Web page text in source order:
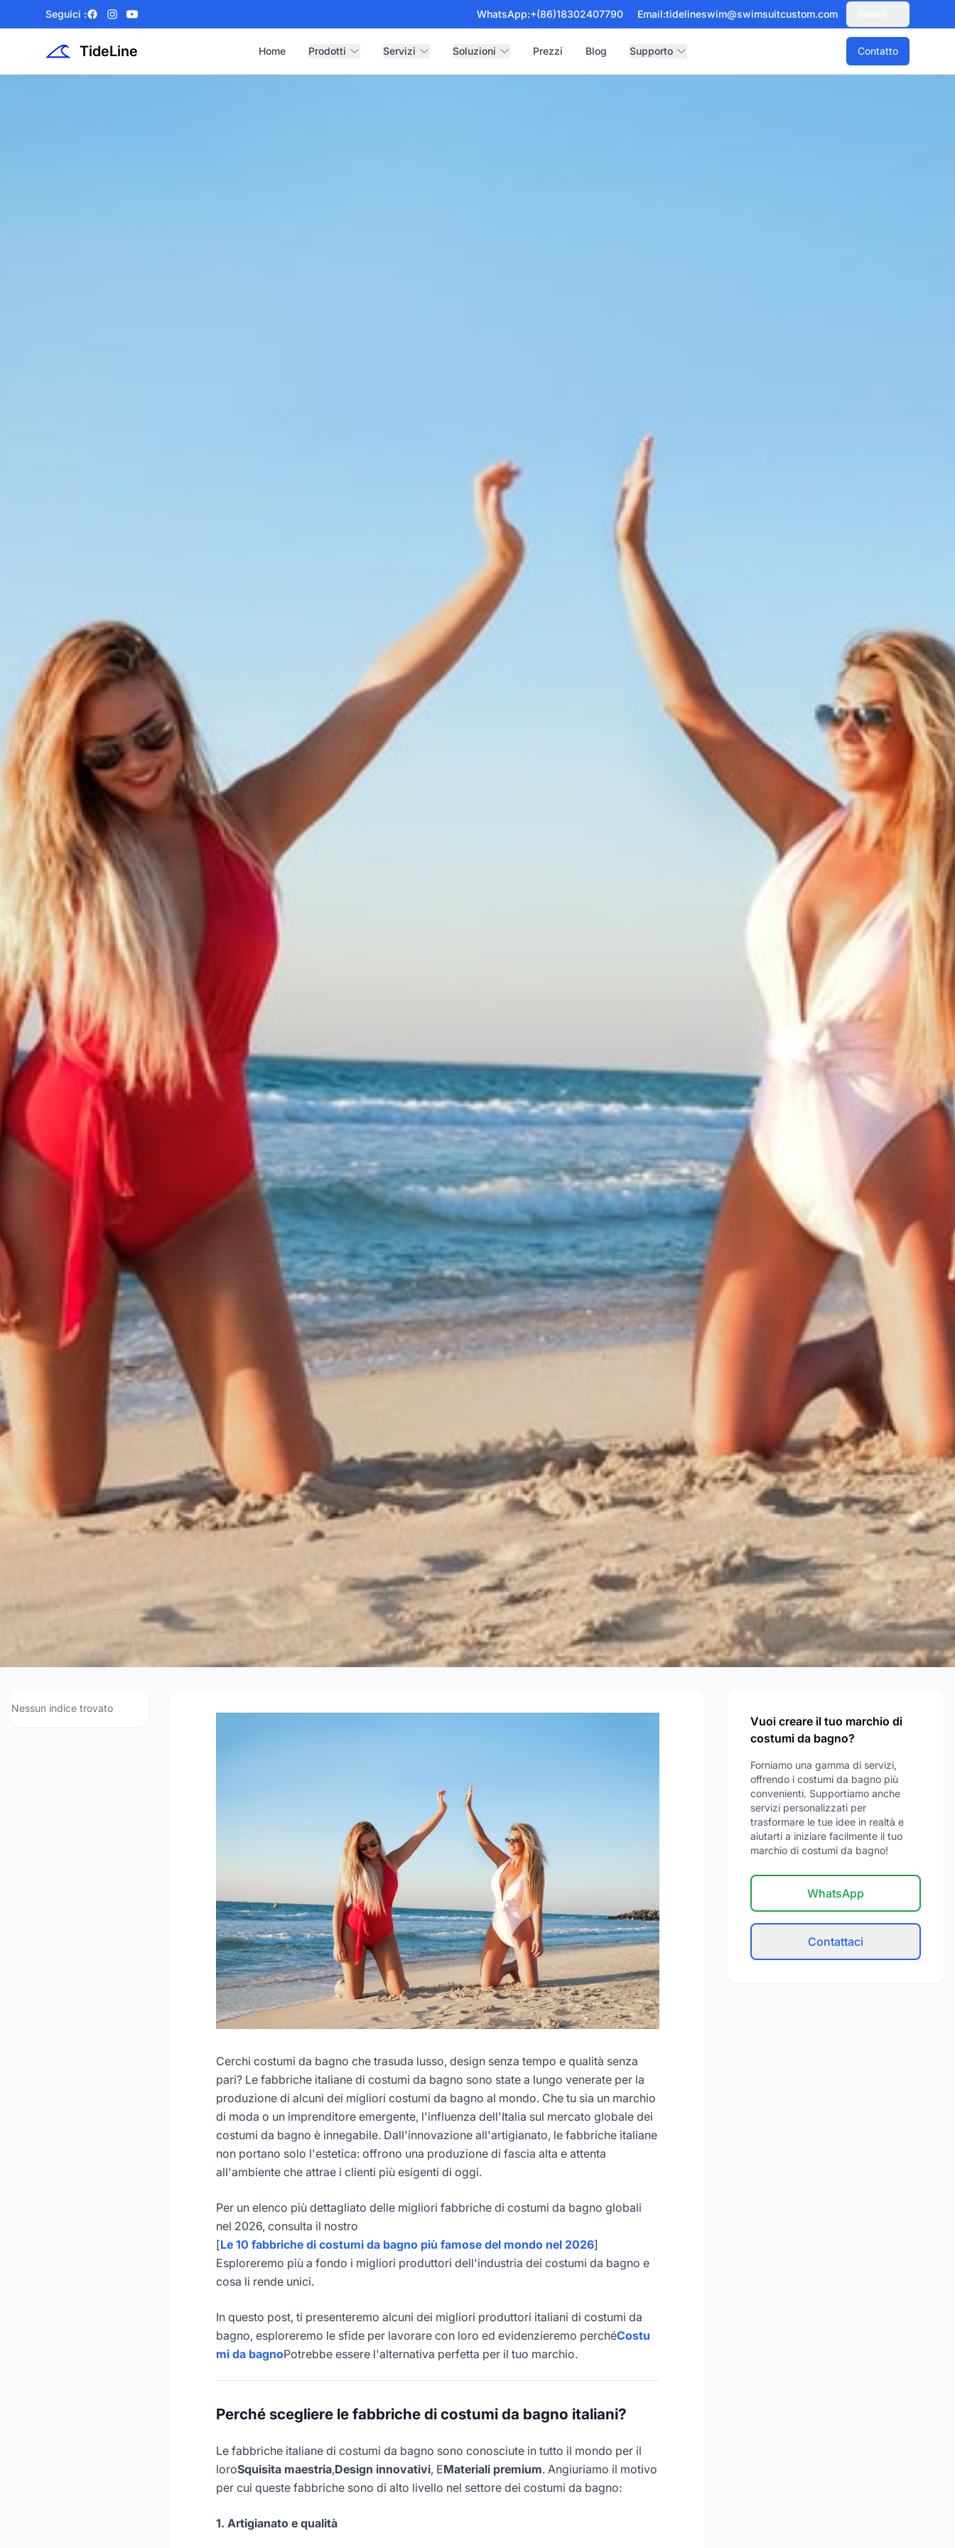
Seguici :Facebook
Instagram
YouTube WhatsApp:+(86)18302407790 Email:tidelineswim@swimsuitcustom.com
TideLine Home Prodotti Servizi Soluzioni Prezzi Blog Supporto Contatto
consigliate
Nessun indice trovato
Cerchi costumi da bagno che trasuda lusso, design senza tempo e qualità senza
pari? Le fabbriche italiane di costumi da bagno sono state a lungo venerate per la
produzione di alcuni dei migliori costumi da bagno al mondo. Che tu sia un marchio
di moda o un imprenditore emergente, l'influenza dell'Italia sul mercato globale dei
costumi da bagno è innegabile. Dall'innovazione all'artigianato, le fabbriche italiane
non portano solo l'estetica: offrono una produzione di fascia alta e attenta
all'ambiente che attrae i clienti più esigenti di oggi.
Per un elenco più dettagliato delle migliori fabbriche di costumi da bagno globali
nel 2026, consulta il nostro
[Le 10 fabbriche di costumi da bagno più famose del mondo nel 2026]
Esploreremo più a fondo i migliori produttori dell'industria dei costumi da bagno e
cosa li rende unici.
In questo post, ti presenteremo alcuni dei migliori produttori italiani di costumi da
bagno, esploreremo le sfide per lavorare con loro ed evidenzieremo perchéCostu
mi da bagnoPotrebbe essere l'alternativa perfetta per il tuo marchio.
Perché scegliere le fabbriche di costumi da bagno italiani?
Le fabbriche italiane di costumi da bagno sono conosciute in tutto il mondo per il
loroSquisita maestria,Design innovativi, EMateriali premium. Angiuriamo il motivo
per cui queste fabbriche sono di alto livello nel settore dei costumi da bagno:
1. Artigianato e qualità
Vuoi creare il tuo marchio di
costumi da bagno?
Forniamo una gamma di servizi,
offrendo i costumi da bagno più
convenienti. Supportiamo anche
servizi personalizzati per
trasformare le tue idee in realtà e
aiutarti a iniziare facilmente il tuo
marchio di costumi da bagno!
WhatsApp
Contattaci